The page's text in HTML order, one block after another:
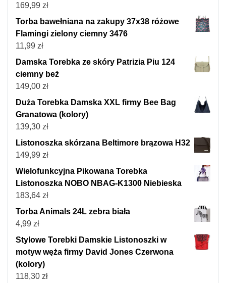
169,99 zł
Torba bawełniana na zakupy 37x38 różowe
Flamingi zielony ciemny 3476
11,99 zł
Damska Torebka ze skóry Patrizia Piu 124
ciemny beż
149,00 zł
Duża Torebka Damska XXL firmy Bee Bag
Granatowa (kolory)
139,30 zł
Listonoszka skórzana Beltimore brązowa H32
149,99 zł
Wielofunkcyjna Pikowana Torebka
Listonoszka NOBO NBAG-K1300 Niebieska
183,64 zł
Torba Animals 24L zebra biała
4,99 zł
Stylowe Torebki Damskie Listonoszki w
motyw węża firmy David Jones Czerwona
(kolory)
118,30 zł